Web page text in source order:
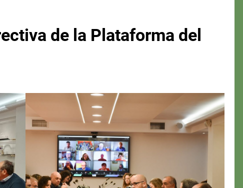
de la Plataforma del